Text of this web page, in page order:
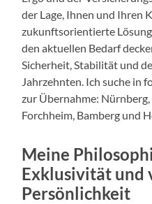
der Lage, Ihnen und Ihren
zukunftsorientierte
den aktuellen Bedarf
Sicherheit, Stabilität und
Jahrzehnten. Ich suche in
zur Übernahme:
Forchheim, Bamberg und
Meine
Exklusivität und
Persönlichkeit